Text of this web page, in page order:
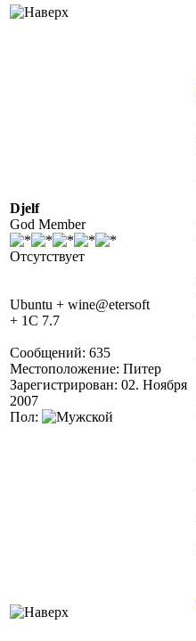
Djelf
God Member
Отсутствует
Ubuntu + wine@etersoft
+ 1C 7.7
Сообщений: 635
Местоположение: Питер
Зарегистрирован: 02. Ноября
2007
Пол: